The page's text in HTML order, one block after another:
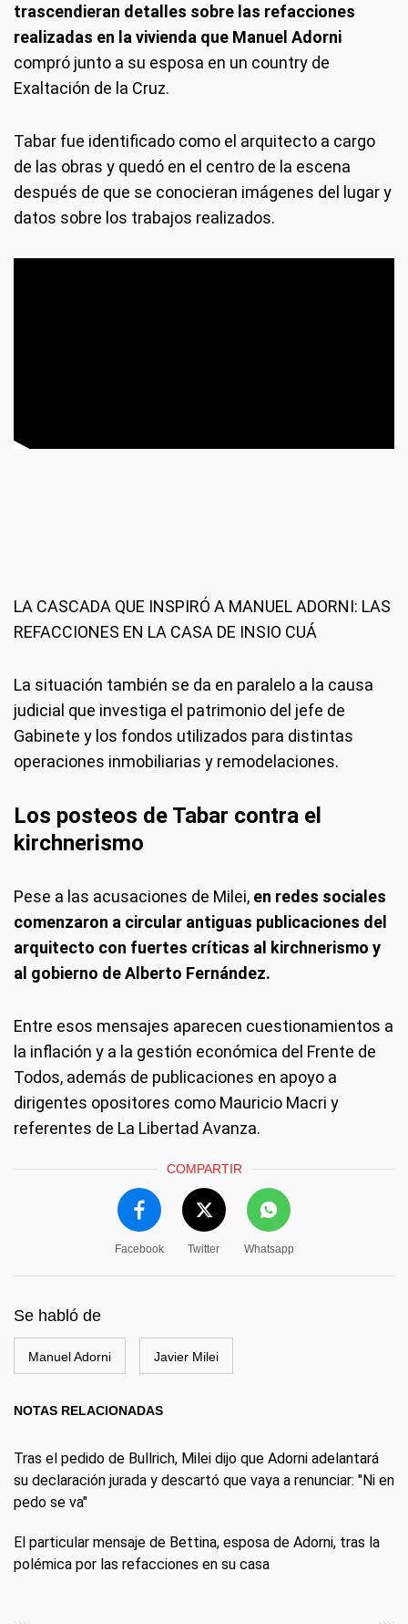
trascendieran detalles sobre las refacciones
realizadas en la vivienda que Manuel Adorni
compró junto a su esposa en un country de
Exaltación de la Cruz.
Tabar fue identificado como el arquitecto a cargo
de las obras y quedó en el centro de la escena
después de que se conocieran imágenes del lugar y
datos sobre los trabajos realizados.
LA CASCADA QUE INSPIRÓ A MANUEL ADORNI: LAS
REFACCIONES EN LA CASA DE INSIO CUÁ
La situación también se da en paralelo a la causa
judicial que investiga el patrimonio del jefe de
Gabinete y los fondos utilizados para distintas
operaciones inmobiliarias y remodelaciones.
Los posteos de Tabar contra el
kirchnerismo
Pese a las acusaciones de Milei, en redes sociales
comenzaron a circular antiguas publicaciones del
arquitecto con fuertes críticas al kirchnerismo y
al gobierno de Alberto Fernández.
Entre esos mensajes aparecen cuestionamientos a
la inflación y a la gestión económica del Frente de
Todos, además de publicaciones en apoyo a
dirigentes opositores como Mauricio Macri y
referentes de La Libertad Avanza.
COMPARTIR
Facebook Twitter Whatsapp
Se habló de
Manuel Adorni Javier Milei
NOTAS RELACIONADAS
Tras el pedido de Bullrich, Milei dijo que Adorni adelantará
su declaración jurada y descartó que vaya a renunciar: "Ni en
pedo se va"
El particular mensaje de Bettina, esposa de Adorni, tras la
polémica por las refacciones en su casa